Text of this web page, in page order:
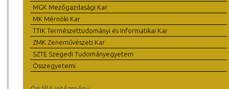
MGK Mezőgazdasági Kar
MK Mérnöki Kar
TTIK Természettudományi és Informatikai Kar
ZMK Zeneművészeti Kar
SZTE Szegedi Tudományegyetem
Összegyetemi